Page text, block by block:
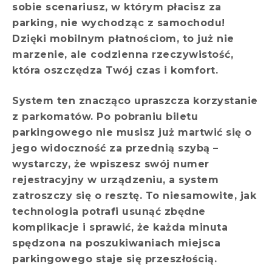
sobie scenariusz, w którym płacisz za
parking, nie wychodząc z samochodu!
Dzięki mobilnym płatnościom, to już nie
marzenie, ale codzienna rzeczywistość,
która oszczędza Twój czas i komfort.
System ten znacząco upraszcza korzystanie
z parkomatów. Po pobraniu biletu
parkingowego nie musisz już martwić się o
jego widoczność za przednią szybą –
wystarczy, że wpiszesz swój numer
rejestracyjny w urządzeniu, a system
zatroszczy się o resztę. To niesamowite, jak
technologia potrafi usunąć zbędne
komplikacje i sprawić, że każda minuta
spędzona na poszukiwaniach miejsca
parkingowego staje się przeszłością.